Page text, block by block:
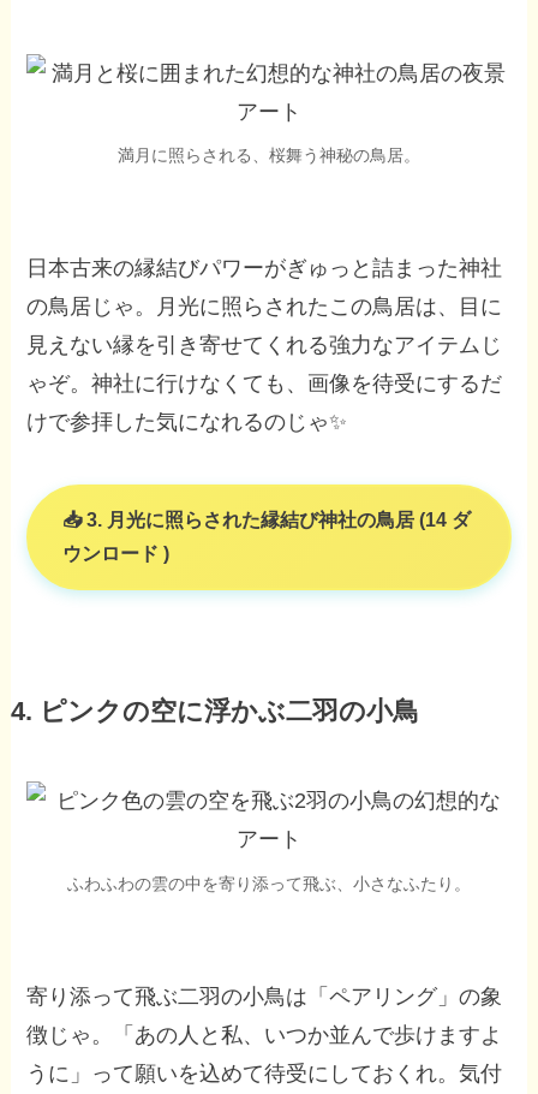
満月に照らされる、桜舞う神秘の鳥居。
日本古来の縁結びパワーがぎゅっと詰まった神社
の鳥居じゃ。月光に照らされたこの鳥居は、目に
見えない縁を引き寄せてくれる強力なアイテムじ
ゃぞ。神社に行けなくても、画像を待受にするだ
けで参拝した気になれるのじゃ✨
3. 月光に照らされた縁結び神社の鳥居 (14 ダ
ウンロード )
4. ピンクの空に浮かぶ二羽の小鳥
ふわふわの雲の中を寄り添って飛ぶ、小さなふたり。
寄り添って飛ぶ二羽の小鳥は「ペアリング」の象
徴じゃ。「あの人と私、いつか並んで歩けますよ
うに」って願いを込めて待受にしておくれ。気付